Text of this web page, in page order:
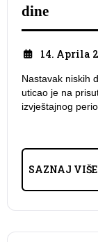
dine
14. Aprila
Nastavak niskih
uticao je na
izvještajnog
SAZNAJ VIŠE